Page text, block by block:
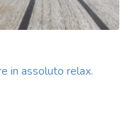
in assoluto relax.